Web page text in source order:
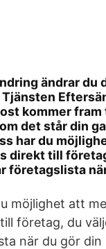
ändrar du
kommer fram
det står din
har du
direkt till
företagslista
möjlighet att
företag, du
när du gör din